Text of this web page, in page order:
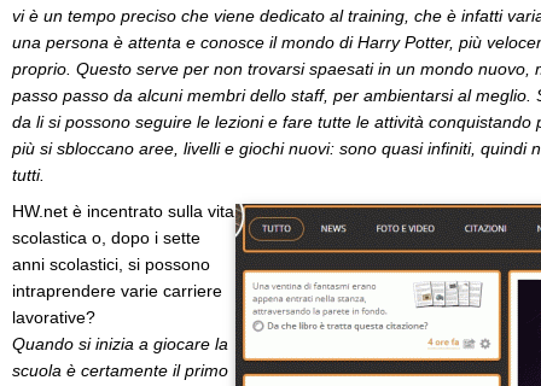
vi è un tempo preciso che viene dedicato al training, che è infatti
una persona è attenta e conosce il mondo di Harry Potter, più
proprio. Questo serve per non trovarsi spaesati in un mondo nuovo,
passo passo da alcuni membri dello staff, per ambientarsi al meglio.
da li si possono seguire le lezioni e fare tutte le attività conquistando
più si sbloccano aree, livelli e giochi nuovi: sono quasi infiniti, quindi
tutti.
HW.net è incentrato sulla vita
scolastica o, dopo i sette
anni scolastici, si possono
intraprendere varie carriere
lavorative?
Quando si inizia a giocare la
scuola è certamente il primo